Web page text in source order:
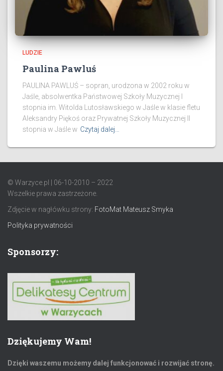
LUDZIE
Paulina Pawluś
PAULINA PAWLUŚ – sopran, urodzona w 2002 roku w
Jaśle, absolwentka Państwowej Szkoły Muzycznej I
stopnia im. Witolda Lutosławskiego w Jaśle w klasie fletu
Aleksandry Piękoś oraz Prywatnej Szkoły Muzycznej II
stopnia w Jaśle w Czytaj dalej…
© Warzyce.pl | 06-10-2010 – 2022
Wszelkie prawa zastrzeżone.
Zdjęcie w nagłówku strony: FotoMat Mateusz Smyka
Polityka prywatności
Sponsorzy:
Dziękujemy Wam!
Dzięki waszemu możemy dalej funkcjonować i rozwijać stronę.